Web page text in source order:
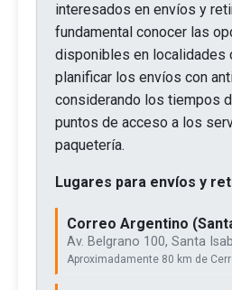
interesados en envíos y
fundamental conocer las
disponibles en localidades
planificar los envíos con
considerando los tiempos
puntos de acceso a los
paquetería.
Lugares para envíos y
Correo Argentino
Av. Belgrano 100, Santa
Aproximadamente 80 km de